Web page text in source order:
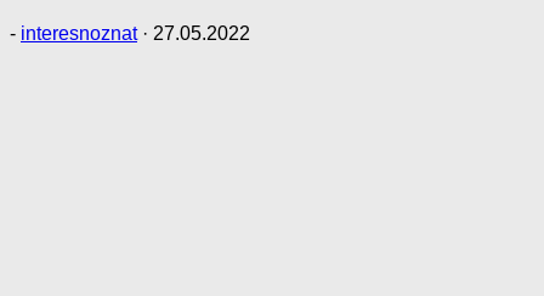
- interesnoznat · 27.05.2022